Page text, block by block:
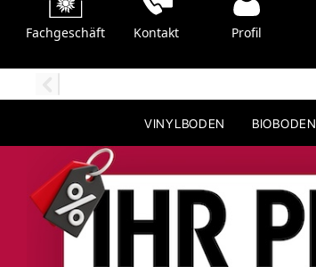
Fachgeschäft Kontakt Profil
VINYLBODEN BIOBODEN